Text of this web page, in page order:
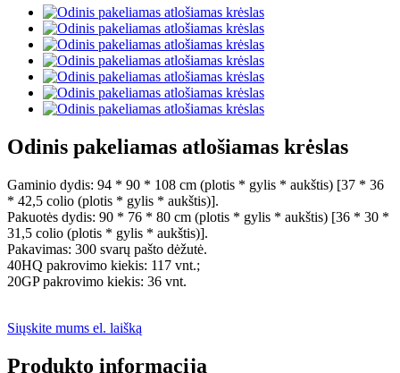
Odinis pakeliamas atlošiamas krėslas
Gaminio dydis: 94 * 90 * 108 cm (plotis * gylis * aukštis) [37 * 36
* 42,5 colio (plotis * gylis * aukštis)].
Pakuotės dydis: 90 * 76 * 80 cm (plotis * gylis * aukštis) [36 * 30 *
31,5 colio (plotis * gylis * aukštis)].
Pakavimas: 300 svarų pašto dėžutė.
40HQ pakrovimo kiekis: 117 vnt.;
20GP pakrovimo kiekis: 36 vnt.
Siųskite mums el. laišką
Produkto informacija